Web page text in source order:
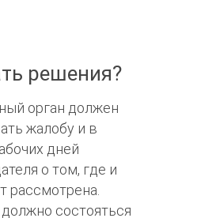
решения?
орган должен
жалобу и в
дней
о том, где и
рассмотрена.
состояться